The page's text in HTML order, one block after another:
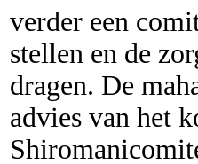
verder een
stellen en de
dragen. De
advies van het